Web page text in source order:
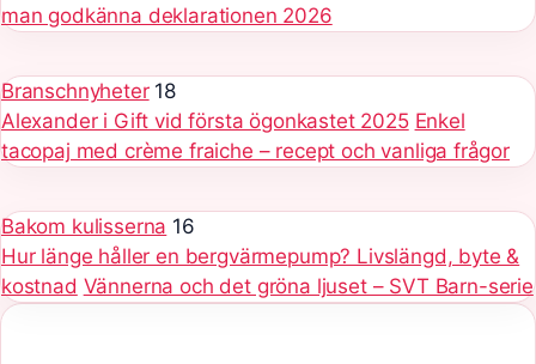
man godkänna deklarationen 2026
Branschnyheter 18
Alexander i Gift vid första ögonkastet 2025 Enkel
tacopaj med crème fraiche – recept och vanliga frågor
Bakom kulisserna 16
Hur länge håller en bergvärmepump? Livslängd, byte &
kostnad Vännerna och det gröna ljuset – SVT Barn-serie